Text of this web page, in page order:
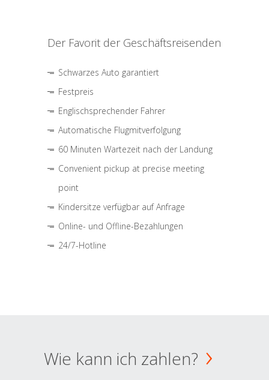
Der Favorit der Geschäftsreisenden
Schwarzes Auto garantiert
Festpreis
Englischsprechender Fahrer
Automatische Flugmitverfolgung
60 Minuten Wartezeit nach der Landung
Convenient pickup at precise meeting
point
Kindersitze verfügbar auf Anfrage
Online- und Offline-Bezahlungen
24/7-Hotline
Wie kann ich zahlen?